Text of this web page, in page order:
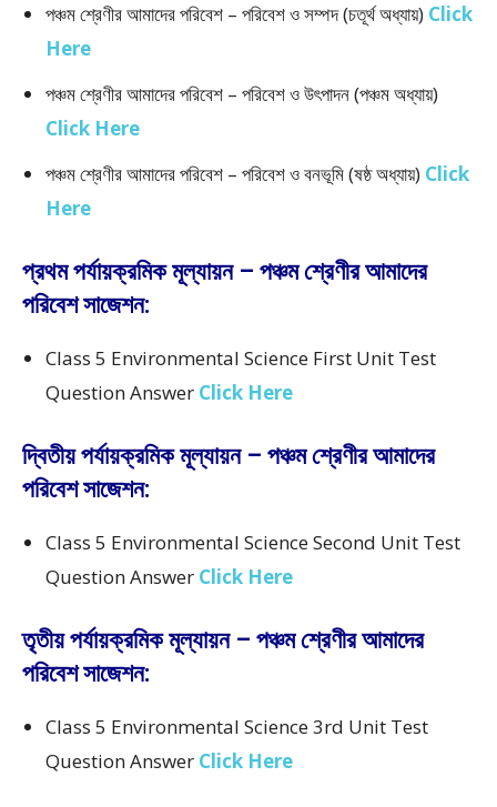
পঞ্চম শ্রেণীর আমাদের পরিবেশ – পরিবেশ ও সম্পদ (চতূর্থ অধ্যায়) Click
Here
পঞ্চম শ্রেণীর আমাদের পরিবেশ – পরিবেশ ও উৎপাদন (পঞ্চম অধ্যায়)
Click Here
পঞ্চম শ্রেণীর আমাদের পরিবেশ – পরিবেশ ও বনভূমি (ষষ্ঠ অধ্যায়) Click
Here
প্রথম পর্যায়ক্রমিক মূল্যায়ন – পঞ্চম শ্রেণীর আমাদের
পরিবেশ সাজেশন:
Class 5 Environmental Science First Unit Test
Question Answer Click Here
দ্বিতীয় পর্যায়ক্রমিক মূল্যায়ন – পঞ্চম শ্রেণীর আমাদের
পরিবেশ সাজেশন:
Class 5 Environmental Science Second Unit Test
Question Answer Click Here
তৃতীয় পর্যায়ক্রমিক মূল্যায়ন – পঞ্চম শ্রেণীর আমাদের
পরিবেশ সাজেশন:
Class 5 Environmental Science 3rd Unit Test
Question Answer Click Here